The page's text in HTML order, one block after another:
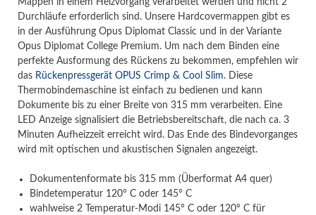
Mappen in einem Heizvorgang verarbeitet werden und nicht 2
Durchläufe erforderlich sind. Unsere Hardcovermappen gibt es
in der Ausführung Opus Diplomat Classic und in der Variante
Opus Diplomat College Premium. Um nach dem Binden eine
perfekte Ausformung des Rückens zu bekommen, empfehlen wir
das Rückenpressgerät OPUS Crimp & Cool Slim. Diese
Thermobindemaschine ist einfach zu bedienen und kann
Dokumente bis zu einer Breite von 315 mm verarbeiten. Eine
LED Anzeige signalisiert die Betriebsbereitschaft, die nach ca. 3
Minuten Aufheizzeit erreicht wird. Das Ende des Bindevorganges
wird mit optischen und akustischen Signalen angezeigt.
Dokumentenformate bis 315 mm (Überformat A4 quer)
Bindetemperatur 120° C oder 145° C
wahlweise 2 Temperatur-Modi 145° C oder 120° C für